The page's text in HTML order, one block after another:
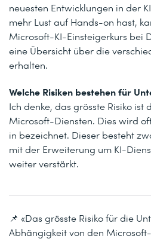
neuesten Entwicklungen in der
mehr Lust auf Hands-on hast,
Microsoft-KI-Einsteigerkurs bei
eine Übersicht über die
erhalten.
Welche Risiken bestehen für
Ich denke, das grösste Risiko ist
Microsoft-Diensten. Dies wird
in bezeichnet. Dieser besteht
mit der Erweiterung um KI-
weiter verstärkt.
📌 «Das grösste Risiko für die
Abhängigkeit von den